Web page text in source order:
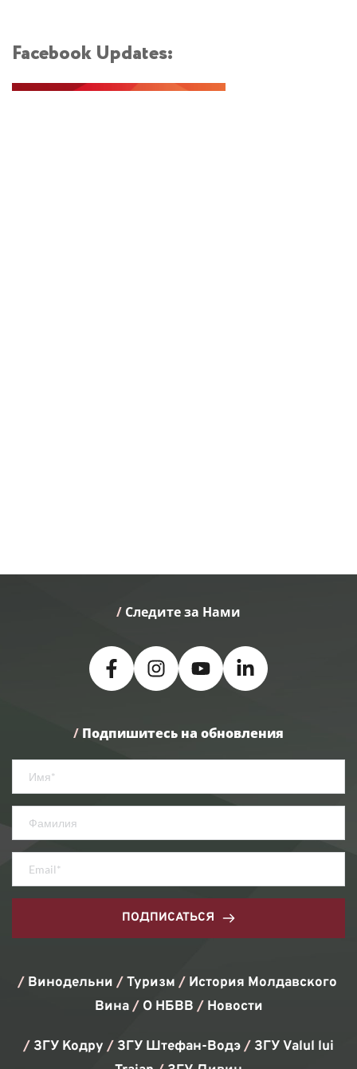
Facebook Updates:
/ Следите за Нами
/ Подпишитесь на обновления
ПОДПИСАТЬСЯ
/ Винодельни / Туризм / История Молдавского
Вина / О НБВВ / Новости
/ ЗГУ Кодру / ЗГУ Штефан-Водэ / ЗГУ Valul lui